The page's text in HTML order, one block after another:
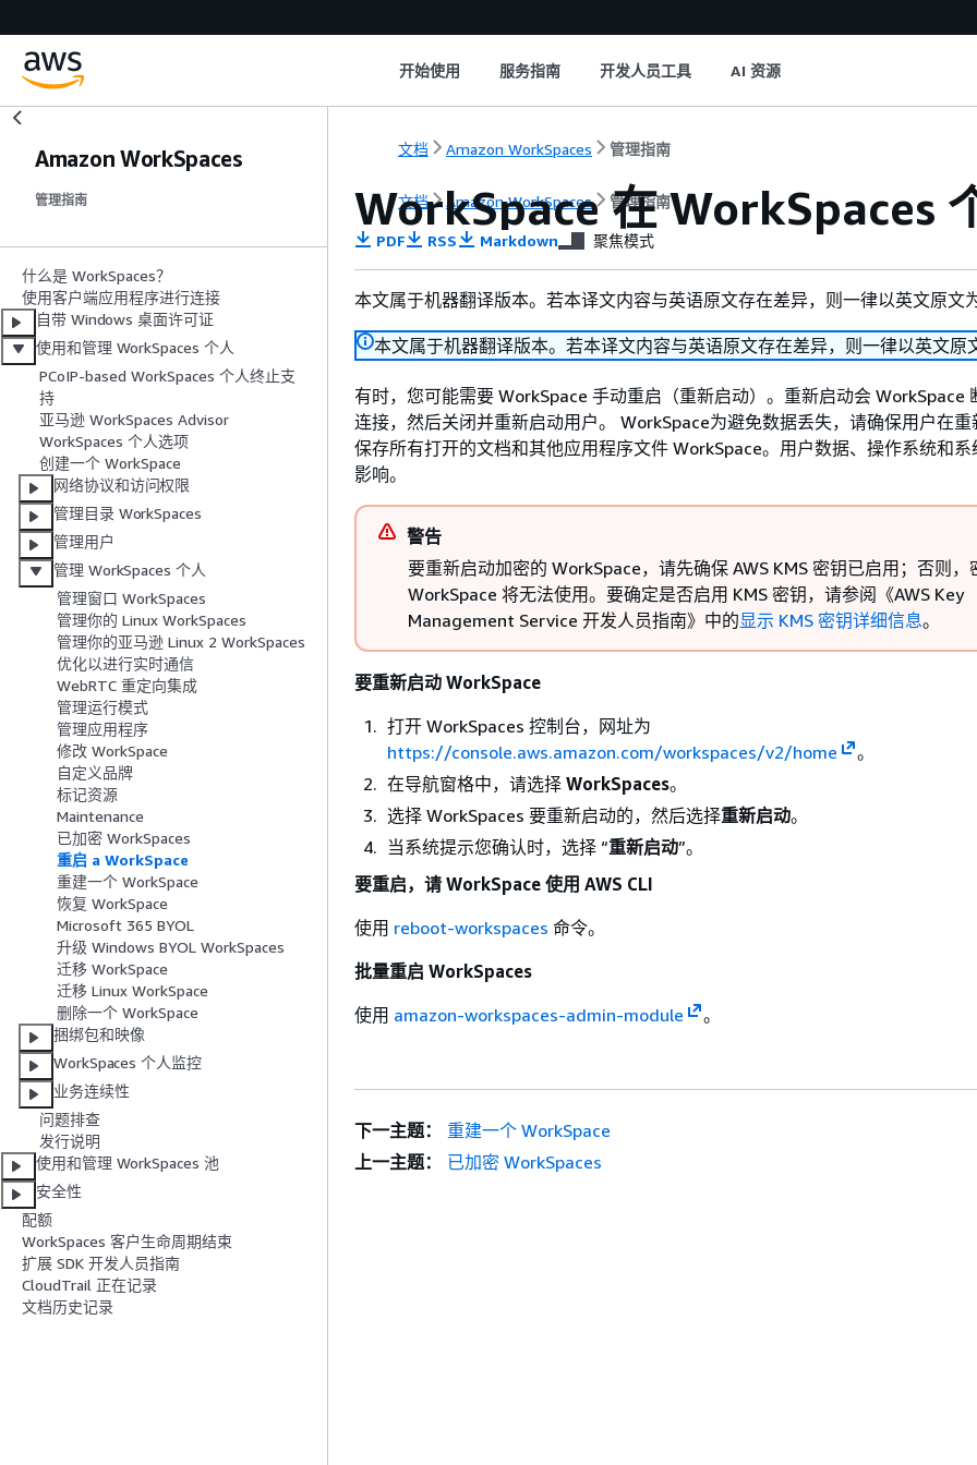
开始使用 服务指南 开发人员工具 AI 资源
Amazon WorkSpaces
管理指南
什么是 WorkSpaces？
使用客户端应用程序进行连接
自带 Windows 桌面许可证
使用和管理 WorkSpaces 个人
PCoIP-based WorkSpaces 个人终止支
持
亚马逊 WorkSpaces Advisor
WorkSpaces 个人选项
创建一个 WorkSpace
网络协议和访问权限
管理目录 WorkSpaces
管理用户
管理 WorkSpaces 个人
管理窗口 WorkSpaces
管理你的 Linux WorkSpaces
管理你的亚马逊 Linux 2 WorkSpaces
优化以进行实时通信
WebRTC 重定向集成
管理运行模式
管理应用程序
修改 WorkSpace
自定义品牌
标记资源
Maintenance
已加密 WorkSpaces
重启 a WorkSpace
重建一个 WorkSpace
恢复 WorkSpace
Microsoft 365 BYOL
升级 Windows BYOL WorkSpaces
迁移 WorkSpace
迁移 Linux WorkSpace
删除一个 WorkSpace
捆绑包和映像
WorkSpaces 个人监控
业务连续性
问题排查
发行说明
使用和管理 WorkSpaces 池
安全性
配额
WorkSpaces 客户生命周期结束
扩展 SDK 开发人员指南
CloudTrail 正在记录
文档历史记录
文档 Amazon WorkSpaces 管理指南
文档 Amazon WorkSpaces 管理指南
WorkSpace 在 WorkSpaces
PDF RSS Markdown 聚焦模式
本文属于机器翻译版本。若本译文内容与英语原文存在差异，则一律以英文原文
本文属于机器翻译版本。若本译文内容与英语原文存在差异，则一律以英文原
有时，您可能需要 WorkSpace 手动重启（重新启动）。重新启动会 WorkSpace
连接，然后关闭并重新启动用户。 WorkSpace为避免数据丢失，请确保用户在
保存所有打开的文档和其他应用程序文件 WorkSpace。用户数据、操作系统和
影响。
警告
要重新启动加密的 WorkSpace，请先确保 AWS KMS 密钥已启用；否则，
WorkSpace 将无法使用。要确定是否启用 KMS 密钥，请参阅《AWS Key
Management Service 开发人员指南》 中的显示 KMS 密钥详细信息。
要重新启动 WorkSpace
打开 WorkSpaces 控制台，网址为
https://console.aws.amazon.com/workspaces/v2/home
。
在导航窗格中，请选择 WorkSpaces。
选择 WorkSpaces 要重新启动的，然后选择重新启动。
当系统提示您确认时，选择 “重新启动”。
要重启，请 WorkSpace 使用 AWS CLI
使用 reboot-workspaces 命令。
批量重启 WorkSpaces
使用 amazon-workspaces-admin-module 。
下一主题：
重建一个 WorkSpace
上一主题：
已加密 WorkSpaces